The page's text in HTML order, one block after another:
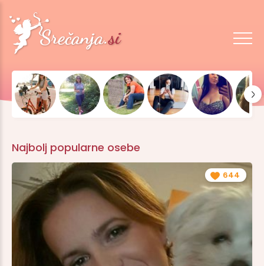
Najbolj popularne osebe
644